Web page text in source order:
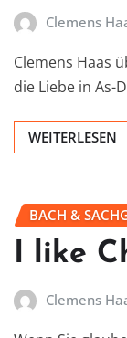
Clemens
Clemens Haas
die Liebe in As-
WEITERLESEN
BACH &
I like
Clemens